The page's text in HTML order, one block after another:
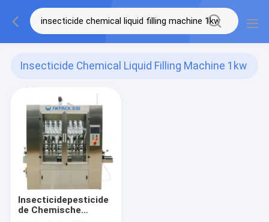
Insecticide Chemical Liquid Filling Machine 1kw
Insecticidepesticide
de Chemische